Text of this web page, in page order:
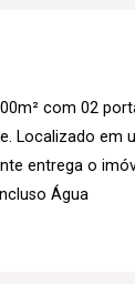
com 02
Localizado em
entrega o
Água